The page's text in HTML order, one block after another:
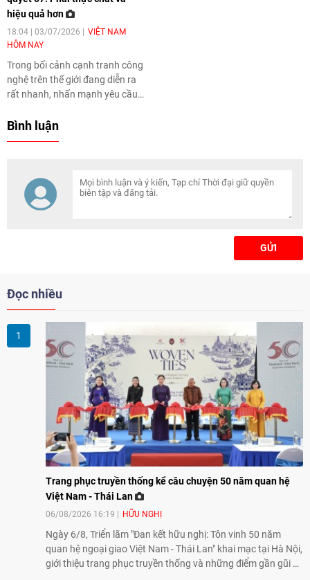
hiệu quả hơn
18:04 | 03/07/2026
VIỆT NAM
HÔM NAY
Trong bối cảnh cạnh tranh công
nghệ trên thế giới đang diễn ra
rất nhanh, nhấn mạnh yêu cầu
Chủ tịch nước Tô Lâm lưu ý việc
phải thực chất hơn nữa và hiệu
quả hơn nữa.
Bình luận
GỬI
Đọc nhiều
Trang phục truyền thống kể câu chuyện 50 năm quan hệ
Việt Nam - Thái Lan
06/08/2026 16:19 HỮU NGHỊ
Ngày 6/8, Triển lãm "Đan kết hữu nghị: Tôn vinh 50 năm
quan hệ ngoại giao Việt Nam - Thái Lan" khai mạc tại Hà Nội,
giới thiệu trang phục truyền thống và những điểm gần gũi về